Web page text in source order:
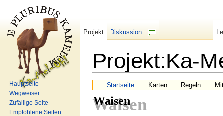
Projekt:Ka-
Startseite
Karten Regeln
Waisen
Waisen
Projekt
Diskussion
Hauptseite
Wegweiser
Zufällige Seite
Empfohlene Seiten